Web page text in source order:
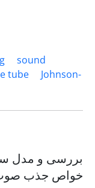
sound
tube
Johnson-
بررسی و مدل
خواص جذب صوت